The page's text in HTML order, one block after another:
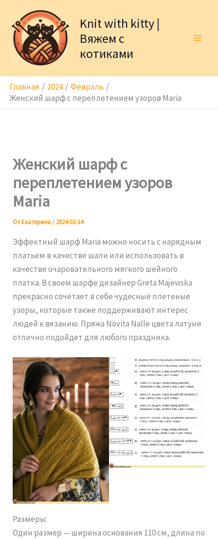
содержимому
Knit with kitty |
Вяжем с
котиками
Главная 2024
Февраль
Женский шарф с переплетением узоров Maria
Женский шарф с
переплетением узоров
Maria
ОтЕкатерина/ 2024-02-14
Эффектный шарф Maria можно носить с нарядным
платьем в качестве шали или использовать в
качестве очаровательного мягкого шейного
платка. В своем шарфе дизайнер Greta Majewska
прекрасно сочетает в себе чудесные плетеные
узоры, которые также поддерживают интерес
людей к вязанию. Пряжа Novita Nalle цвета латуни
отлично подойдет для любого праздника.
Размеры:
Один размер — ширина основания 110 см, длина по